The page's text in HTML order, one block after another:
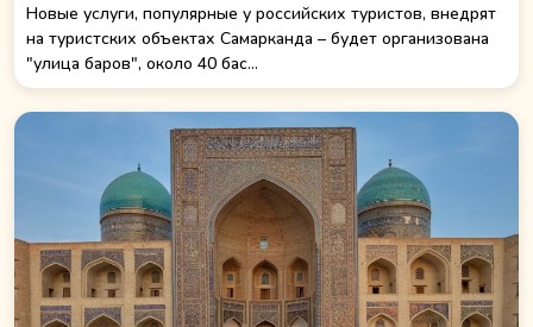
Новые услуги, популярные у российских туристов, внедрят
на туристских объектах Самарканда – будет организована
"улица баров", около 40 бас...